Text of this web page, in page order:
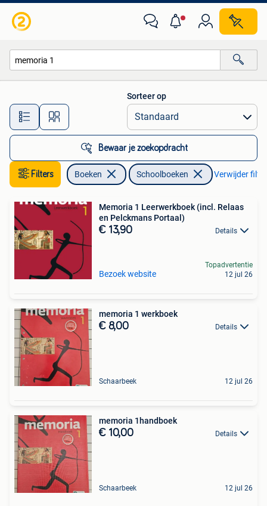
Alle afstanden…
Sorteer op
Bewaar je zoekopdracht
Filters Boeken Schoolboeken Verwijder
Memoria 1 Leerwerkboek (incl. Relaas
en Pelckmans Portaal)
€ 13,90 Details
Bezoek website
Topadvertentie
12 jul 26
memoria 1 werkboek
€ 8,00 Details
Schaarbeek 12 jul 26
memoria 1handboek
€ 10,00 Details
Schaarbeek 12 jul 26